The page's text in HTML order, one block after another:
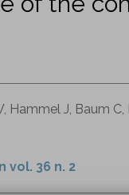
Hammel J, Baum
vol. 36 n. 2